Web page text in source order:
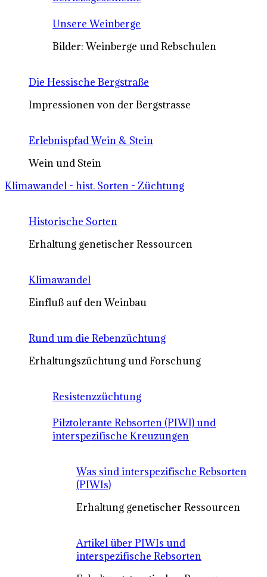
Unsere Weinberge
Bilder: Weinberge und Rebschulen
Die Hessische Bergstraße
Impressionen von der Bergstrasse
Erlebnispfad Wein & Stein
Wein und Stein
Klimawandel - hist. Sorten - Züchtung
Historische Sorten
Erhaltung genetischer Ressourcen
Klimawandel
Einfluß auf den Weinbau
Rund um die Rebenzüchtung
Erhaltungszüchtung und Forschung
Resistenzzüchtung
Pilztolerante Rebsorten (PIWI) und
interspezifische Kreuzungen
Was sind interspezifische Rebsorten
(PIWIs)
Erhaltung genetischer Ressourcen
Artikel über PIWIs und
interspezifische Rebsorten